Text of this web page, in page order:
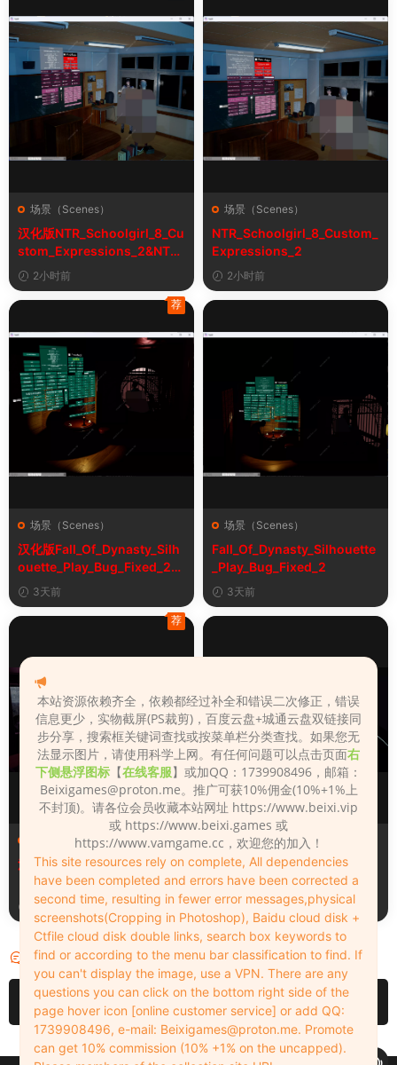
场景（Scenes）
汉化版NTR_Schoolgirl_8_Cu
stom_Expressions_2&NTR
女学生8自定义表情
2小时前
场景（Scenes）
NTR_Schoolgirl_8_Custom_
Expressions_2
2小时前
场景（Scenes）
汉化版Fall_Of_Dynasty_Silh
ouette_Play_Bug_Fixed_2&
《王朝陨落》剪影玩法修复版
3天前
荐
场景（Scenes）
Fall_Of_Dynasty_Silhouette
_Play_Bug_Fixed_2
3天前
场景（Scenes）
汉化版魔改7_夜上海_4+原版
3天前
荐
场景（Scenes）
汉化版Sex_Machina_Extend
ed_version_5&性爱机器_扩
展版3天前
评论 0
请先登录
本站资源依赖齐全，依赖都经过补全和错误二次修正，错误
信息更少，实物截屏(PS裁剪)，百度云盘+城通云盘双链接同
步分享，搜索框关键词查找或按菜单栏分类查找。如果您无
法显示图片，请使用科学上网。有任何问题可以点击页面右
下侧悬浮图标 【在线客服】或加QQ：1739908496，邮箱：
Beixigames@proton.me。推广可获10%佣金(10%+1%上
不封顶)。请各位会员收藏本站网址 https://www.beixi.vip
或 https://www.beixi.games 或
https://www.vamgame.cc，欢迎您的加入！
This site resources rely on complete, All dependencies
have been completed and errors have been corrected a
second time, resulting in fewer error messages,physical
screenshots(Cropping in Photoshop), Baidu cloud disk +
Ctfile cloud disk double links, search box keywords to
find or according to the menu bar classification to find. If
you can't display the image, use a VPN. There are any
questions you can click on the bottom right side of the
page hover icon [online customer service] or add QQ:
1739908496, e-mail: Beixigames@proton.me. Promote
can get 10% commission (10% +1% on the uncapped).